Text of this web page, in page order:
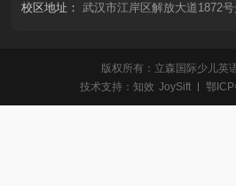
校区地址： 武汉市江岸区解放大道1872
版权所有：立森国际少儿英
技术支持： 知效 JoySift 鄂